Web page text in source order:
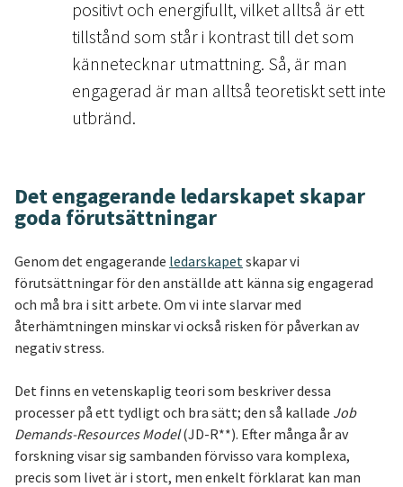
positivt och energifullt, vilket alltså är ett
tillstånd som står i kontrast till det som
kännetecknar utmattning. Så, är man
engagerad är man alltså teoretiskt sett inte
utbränd.
Det engagerande ledarskapet skapar
goda förutsättningar
Genom det engagerande ledarskapet skapar vi
förutsättningar för den anställde att känna sig engagerad
och må bra i sitt arbete. Om vi inte slarvar med
återhämtningen minskar vi också risken för påverkan av
negativ stress.
Det finns en vetenskaplig teori som beskriver dessa
processer på ett tydligt och bra sätt; den så kallade Job
Demands-Resources Model(JD-R**). Efter många år av
forskning visar sig sambanden förvisso vara komplexa,
precis som livet är i stort, men enkelt förklarat kan man